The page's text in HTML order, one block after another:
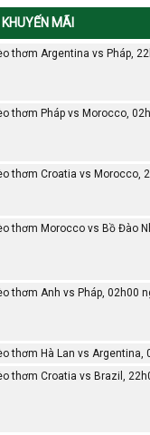
MÃI
thơm Argentina vs Pháp,
thơm Pháp vs Morocco,
thơm Croatia vs Morocco,
thơm Morocco vs Bồ Đào
thơm Anh vs Pháp, 02h00
thơm Hà Lan vs Argentina,
thơm Croatia vs Brazil,